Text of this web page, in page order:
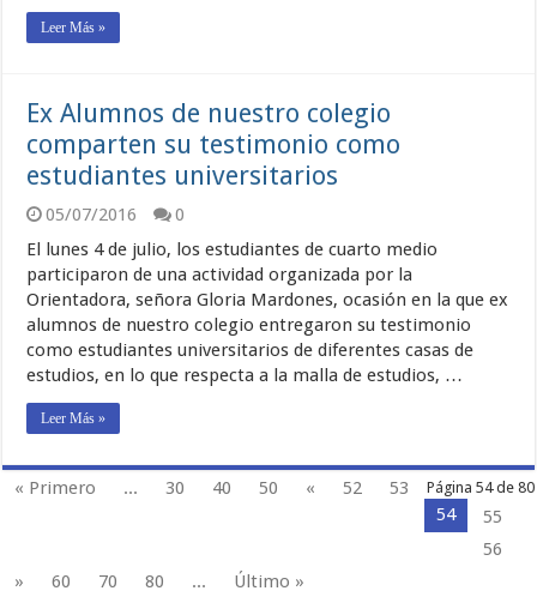
Leer Más »
Ex Alumnos de nuestro colegio
comparten su testimonio como
estudiantes universitarios
05/07/2016
0
El lunes 4 de julio, los estudiantes de cuarto medio
participaron de una actividad organizada por la
Orientadora, señora Gloria Mardones, ocasión en la que ex
alumnos de nuestro colegio entregaron su testimonio
como estudiantes universitarios de diferentes casas de
estudios, en lo que respecta a la malla de estudios, …
Leer Más »
Página 54 de 80
« Primero ... 30 40 50 « 52
53
54
55
56
»
60 70 80 ... Último »